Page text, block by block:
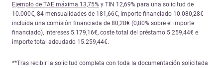
Ejemplo de TAE máxima 13,75% y TIN 12,69% para una solicitud de
10.000€, 84 mensualidades de 181,66€, importe financiado 10.080,28€
incluida una comisión financiada de 80,28€ (0,80% sobre el importe
financiado), intereses 5.179,16€, coste total del préstamo 5.259,44€ e
importe total adeudado 15.259,44€.
**Tras recibir la solicitud completa con toda la documentación solicitada